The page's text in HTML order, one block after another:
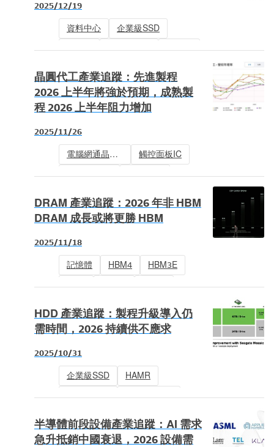
2025/12/19
資料中心
企業級SSD
HAMR
記憶體模組
記憶體
固態硬碟 (SSD)
NAND Flash
HDD
晶圓代工產業追蹤：先進製程
2026 上半年將強於預期，成熟製
程 2026 上半年阻力增加
2025/11/26
電腦網通晶片設計
觸控面板IC
消費性MCU
晶片製造
手機網通晶片
半導體設備
先進封裝
DRAM 產業追蹤：2026 年非 HBM
DRAM 成長或將更勝 HBM
2025/11/18
記憶體 HBM4
HBM3E
HBM
DRAM DDR4
HDD 產業追蹤：製程升級導入仍
需時間，2026 持續供不應求
2025/10/31
企業級SSD
HAMR
機械式硬碟
NAND Flash
HDD
半導體前段設備產業追蹤：AI 需求
急升抵銷中國衰退，2026 設備需